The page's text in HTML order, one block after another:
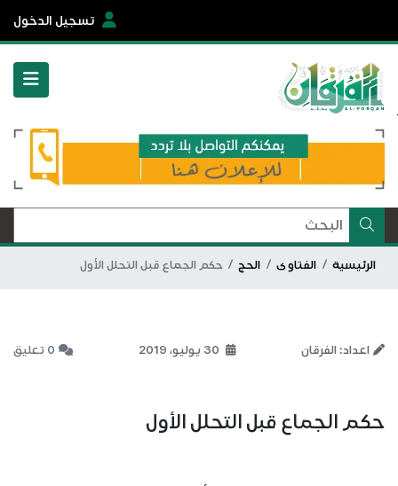
تسجيل الدخول
الرئيسية الفتاوى الحج حكم الجماع قبل التحلل الأول
اعداد: الفرقان 0 تعليق
حكم الجماع قبل التحلل الأول